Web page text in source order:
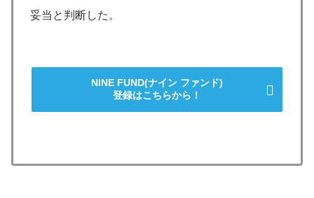
妥当と判断した。
NINE FUND(ナイン ファンド)
登録はこちらから！